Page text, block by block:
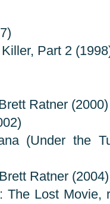
Part 2
Ratner (2000)
(Under the
Ratner (2004)
The Lost Movie,